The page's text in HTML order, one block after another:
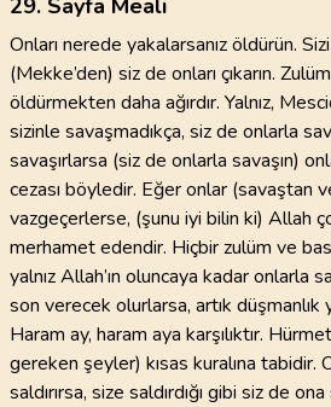
29. Sayfa Meali
Onları nerede yakalarsanız öldürün. Sizi
(Mekke’den) siz de onları çıkarın.
öldürmekten daha ağırdır. Yalnız,
sizinle savaşmadıkça, siz de onlarla
savaşırlarsa (siz de onlarla savaşın)
cezası böyledir. Eğer onlar (savaştan
vazgeçerlerse, (şunu iyi bilin ki) Allah
merhamet edendir. Hiçbir zulüm ve
yalnız Allah’ın oluncaya kadar onlarla
son verecek olurlarsa, artık düşmanlık
Haram ay, haram aya karşılıktır.
gereken şeyler) kısas kuralına tabidir.
saldırırsa, size saldırdığı gibi siz de